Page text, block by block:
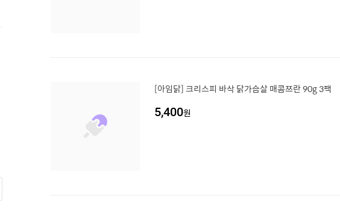
[아임닭] 크리스피 바삭 닭가슴살 매콤쯔란 90g 3팩
5,400원